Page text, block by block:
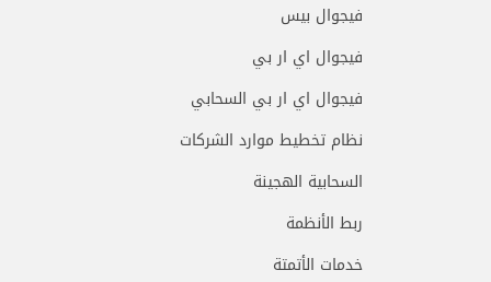
فيجوال بيس
فيجوال اي ار بي
فيجوال اي ار بي السحابي
نظام تخطيط موارد الشركات
السحابية الهجينة
ربط الأنظمة
خدمات الأتمتة